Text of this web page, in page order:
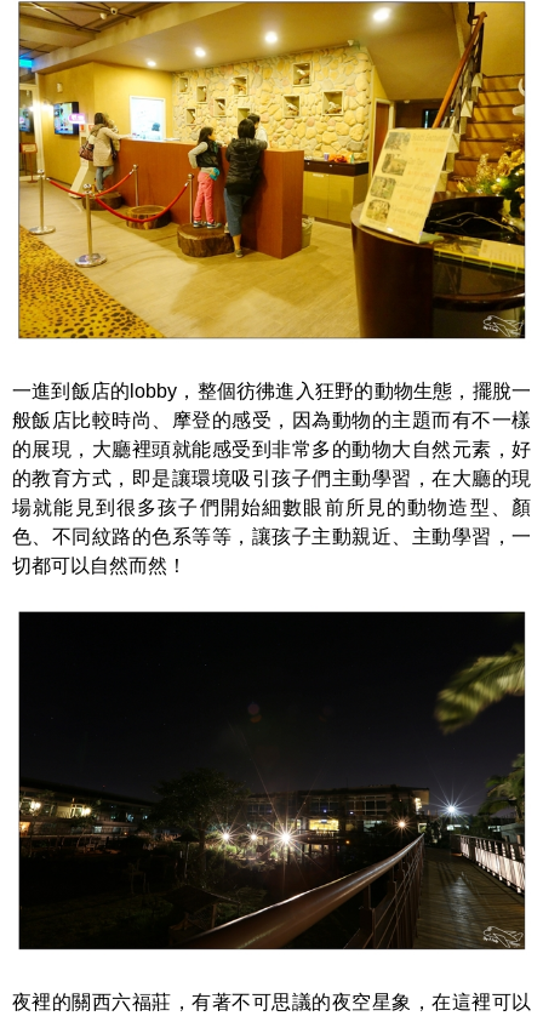
一進到飯店的lobby，整個彷彿進入狂野的動物生態，擺脫一
般飯店比較時尚、摩登的感受，因為動物的主題而有不一樣
的展現，大廳裡頭就能感受到非常多的動物大自然元素，好
的教育方式，即是讓環境吸引孩子們主動學習，在大廳的現
場就能見到很多孩子們開始細數眼前所見的動物造型、顏
色、不同紋路的色系等等，讓孩子主動親近、主動學習，一
切都可以自然而然！
夜裡的關西六福莊，有著不可思議的夜空星象，在這裡可以